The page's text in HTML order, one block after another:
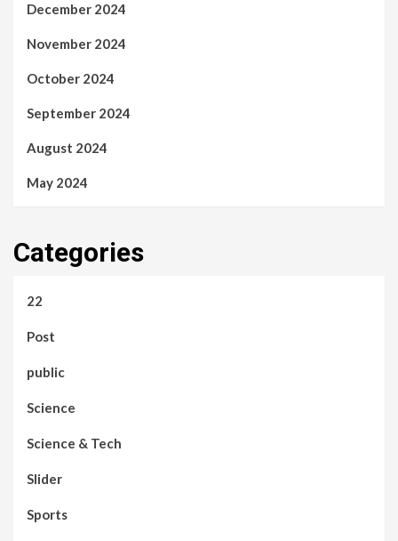
December 2024
November 2024
October 2024
September 2024
August 2024
May 2024
Categories
22
Post
public
Science
Science & Tech
Slider
Sports